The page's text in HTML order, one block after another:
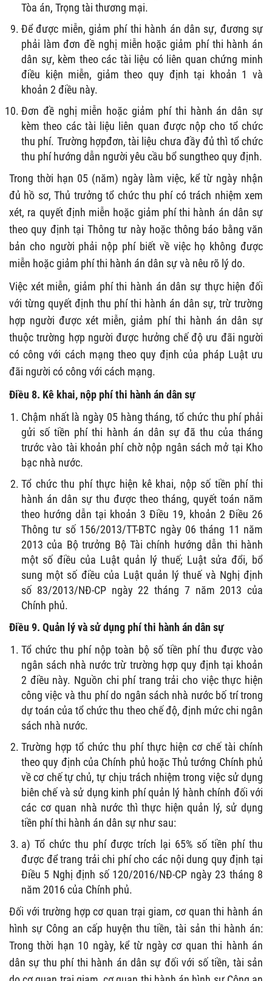
Tòa án, Trọng tài thương mại.
Để được miễn, giảm phí thi hành án dân sự, đương sự
phải làm đơn đề nghị miễn hoặc giảm phí thi hành án
dân sự, kèm theo các tài liệu có liên quan chứng minh
điều kiện miễn, giảm theo quy định tại khoản 1 và
khoản 2 điều này.
Đơn đề nghị miễn hoặc giảm phí thi hành án dân sự
kèm theo các tài liệu liên quan được nộp cho tổ chức
thu phí. Trường hợpđơn, tài liệu chưa đầy đủ thì tổ chức
thu phí hướng dẫn người yêu cầu bổ sungtheo quy định.
Trong thời hạn 05 (năm) ngày làm việc, kể từ ngày nhận
đủ hồ sơ, Thủ trưởng tổ chức thu phí có trách nhiệm xem
xét, ra quyết định miễn hoặc giảm phí thi hành án dân sự
theo quy định tại Thông tư này hoặc thông báo bằng văn
bản cho người phải nộp phí biết về việc họ không được
miễn hoặc giảm phí thi hành án dân sự và nêu rõ lý do.
Việc xét miễn, giảm phí thi hành án dân sự thực hiện đối
với từng quyết định thu phí thi hành án dân sự, trừ trường
hợp người được xét miễn, giảm phí thi hành án dân sự
thuộc trường hợp người được hưởng chế độ ưu đãi người
có công với cách mạng theo quy định của pháp Luật ưu
đãi người có công với cách mạng.
Điều 8. Kê khai, nộp phí thi hành án dân sự
Chậm nhất là ngày 05 hàng tháng, tổ chức thu phí phải
gửi số tiền phí thi hành án dân sự đã thu của tháng
trước vào tài khoản phí chờ nộp ngân sách mở tại Kho
bạc nhà nước.
Tổ chức thu phí thực hiện kê khai, nộp số tiền phí thi
hành án dân sự thu được theo tháng, quyết toán năm
theo hướng dẫn tại khoản 3 Điều 19, khoản 2 Điều 26
Thông tư số 156/2013/TT-BTC ngày 06 tháng 11 năm
2013 của Bộ trưởng Bộ Tài chính hướng dẫn thi hành
một số điều của Luật quản lý thuế; Luật sửa đổi, bổ
sung một số điều của Luật quản lý thuế và Nghị định
số 83/2013/NĐ-CP ngày 22 tháng 7 năm 2013 của
Chính phủ.
Điều 9. Quản lý và sử dụng phí thi hành án dân sự
Tổ chức thu phí nộp toàn bộ số tiền phí thu được vào
ngân sách nhà nước trừ trường hợp quy định tại khoản
2 điều này. Nguồn chi phí trang trải cho việc thực hiện
công việc và thu phí do ngân sách nhà nước bố trí trong
dự toán của tổ chức thu theo chế độ, định mức chi ngân
sách nhà nước.
Trường hợp tổ chức thu phí thực hiện cơ chế tài chính
theo quy định của Chính phủ hoặc Thủ tướng Chính phủ
về cơ chế tự chủ, tự chịu trách nhiệm trong việc sử dụng
biên chế và sử dụng kinh phí quản lý hành chính đối với
các cơ quan nhà nước thì thực hiện quản lý, sử dụng
tiền phí thi hành án dân sự như sau:
a) Tổ chức thu phí được trích lại 65% số tiền phí thu
được để trang trải chi phí cho các nội dung quy định tại
Điều 5 Nghị định số 120/2016/NĐ-CP ngày 23 tháng 8
năm 2016 của Chính phủ.
Đối với trường hợp cơ quan trại giam, cơ quan thi hành án
hình sự Công an cấp huyện thu tiền, tài sản thi hành án:
Trong thời hạn 10 ngày, kể từ ngày cơ quan thi hành án
dân sự thu phí thi hành án dân sự đối với số tiền, tài sản